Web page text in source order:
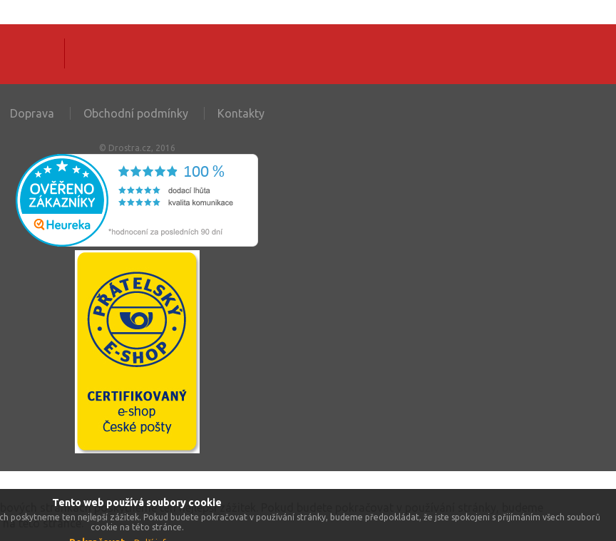
Tento web používá soubory cookie
poskytneme ten nejlepší zážitek. Pokud budete pokračovat v používání stránky, budeme předpokládat, že jste spokojeni s přijímáním všech souborů
cookie na této stránce.
Doprava Obchodní podmínky Kontakty
© Drostra.cz, 2016
stránkách poskytneme ten nejlepší zážitek. Pokud budete pokračovat v používání stránky, budeme
na této stránce.